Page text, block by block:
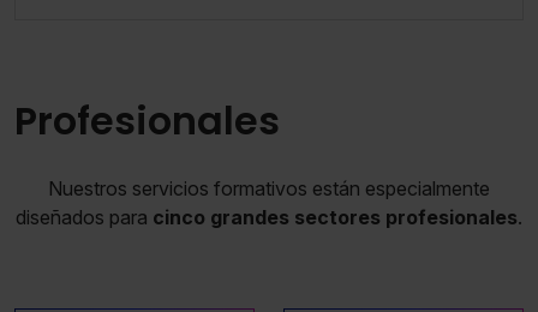
Profesionales
Nuestros servicios formativos están especialmente
diseñados para cinco grandes sectores profesionales.